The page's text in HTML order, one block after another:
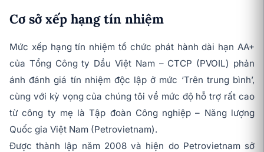
Cơ sở xếp hạng tín nhiệm
Mức xếp hạng tín nhiệm tổ chức phát hành dài hạn AA+
của Tổng Công ty Dầu Việt Nam – CTCP (PVOIL) phản
ánh đánh giá tín nhiệm độc lập ở mức ‘Trên trung bình’,
cùng với kỳ vọng của chúng tôi về mức độ hỗ trợ rất cao
từ công ty mẹ là Tập đoàn Công nghiệp – Năng lượng
Quốc gia Việt Nam (Petrovietnam).
Được thành lập năm 2008 và hiện do Petrovietnam sở